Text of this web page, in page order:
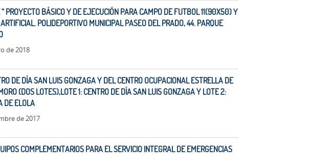
PROYECTO BÁSICO Y DE EJECUCIÓN PARA CAMPO DE FUTBOL 11(90X50) Y
POLIDEPORTIVO MUNICIPAL PASEO DEL PRADO, 44. PARQUE
de 2018
DE DÍA SAN LUIS GONZAGA Y DEL CENTRO OCUPACIONAL ESTRELLA DE
(DOS LOTES),LOTE 1: CENTRO DE DÍA SAN LUIS GONZAGA Y LOTE 2:
DE ELOLA
de 2017
COMPLEMENTARIOS PARA EL SERVICIO INTEGRAL DE EMERGENCIAS